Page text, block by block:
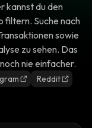
kannst du den
filtern. Suche nach
sowie
zu sehen. Das
nie einfacher.
Reddit